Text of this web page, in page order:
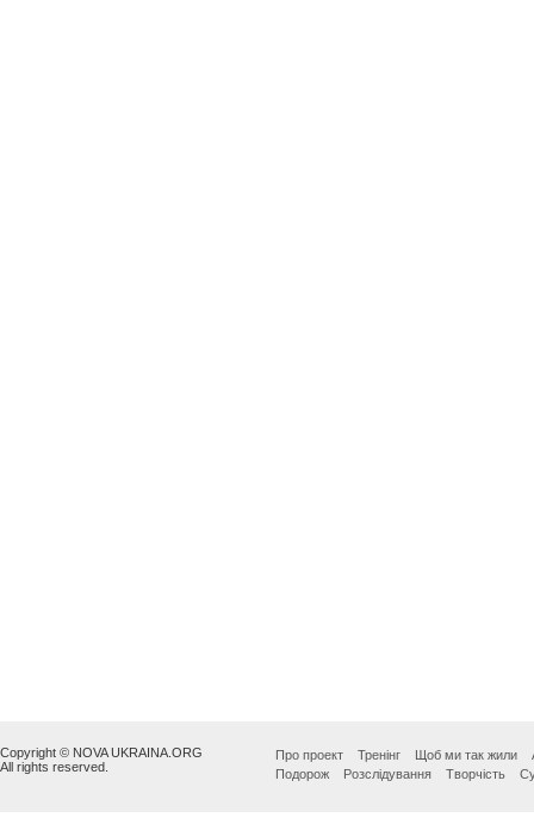
Copyright © NOVA UKRAINA.ORG
All rights reserved.
Про проект Тренінг Щоб ми так жили
Подорож
Розслідування Творчість